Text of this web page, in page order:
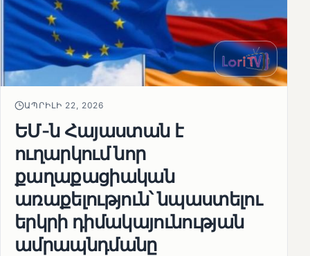
ԱՊՐԻԼԻ 22, 2026
ԵՄ-ն Հայաստան է
ուղարկում նոր
քաղաքացիական
առաքելություն՝ նպաստելու
երկրի դիմակայունության
ամրապնդմանը